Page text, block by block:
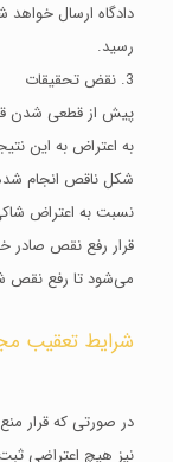
دادگاه ارسال خواهد
رسید.
3. نقض تحقیقات
پیش از قطعی شدن
به اعتراض به این
شکل ناقص انجام شده
نسبت به اعتراض
قرار رفع نقص صادر
می‌شود تا رفع نقص
شرایط تعقیب
در صورتی که قرار
نیز هیچ اعتراضی